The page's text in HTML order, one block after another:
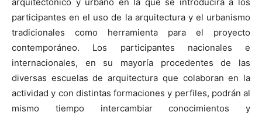
participantes en el uso de la arquitectura y el urbanismo
tradicionales como herramienta para el proyecto
contemporáneo. Los participantes nacionales e
internacionales, en su mayoría procedentes de las
diversas escuelas de arquitectura que colaboran en la
actividad y con distintas formaciones y perfiles, podrán al
mismo tiempo intercambiar conocimientos y